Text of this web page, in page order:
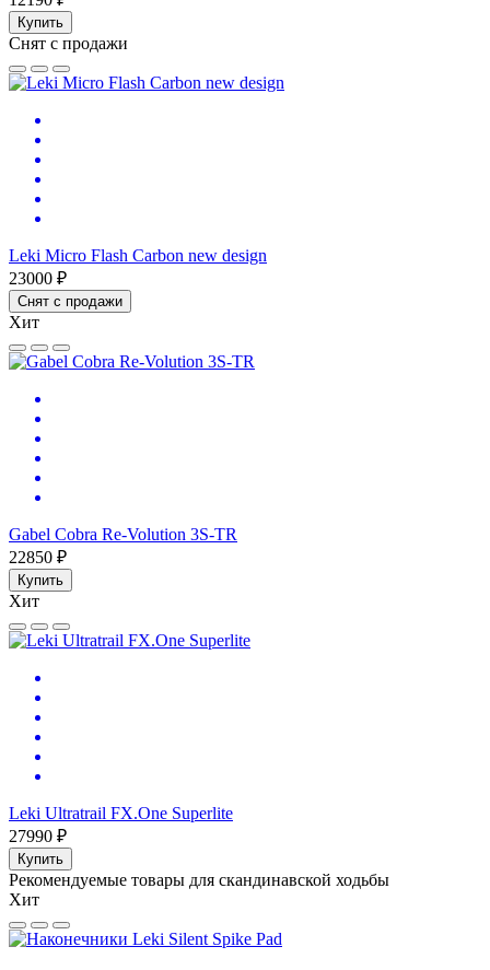
Купить
Снят с продажи
Leki Micro Flash Carbon new design
23000 ₽
Снят с продажи
Хит
Gabel Cobra Re-Volution 3S-TR
22850 ₽
Купить
Хит
Leki Ultratrail FX.One Superlite
27990 ₽
Купить
Рекомендуемые товары для скандинавской ходьбы
Хит